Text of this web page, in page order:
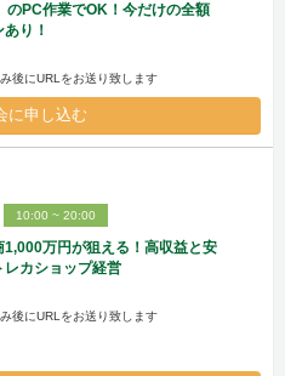
のPC作業でOK！今だけの全額
り！
後にURLをお送り致します
に申し込む
10:00 ~ 20:00
1,000万円が狙える！高収益と安
レカショップ経営
後にURLをお送り致します